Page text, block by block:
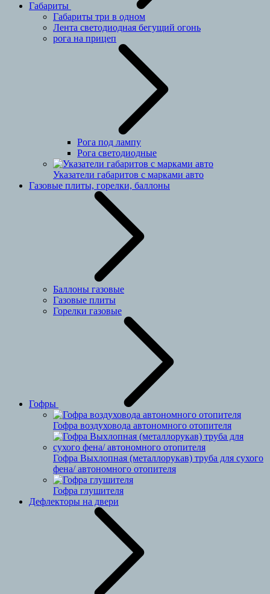
Габариты
Габариты три в одном
Лента светодиодная бегущий огонь
рога на прицеп
Рога под лампу
Рога светодиодные
Указатели габаритов с марками авто
Газовые плиты, горелки, баллоны
Баллоны газовые
Газовые плиты
Горелки газовые
Гофры
Гофра воздуховода автономного отопителя
Гофра Выхлопная (металлорукав) труба для сухого
фена/ автономного отопителя
Гофра глушителя
Дефлекторы на двери